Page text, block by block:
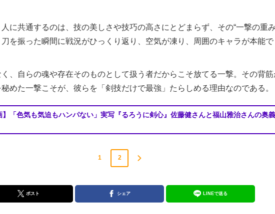
に共通するのは、技の美しさや技巧の高さにとどまらず、その“一撃の重
を振った瞬間に戦況がひっくり返り、空気が凍り、周囲のキャラが本能で
、自らの魂や存在そのものとして扱う者だからこそ放てる一撃。その背筋
めた一撃こそが、彼らを「剣技だけで最強」たらしめる理由なのである。
】「色気も気迫もハンパない」実写『るろうに剣心』佐藤健さんと福山雅治さんの奥
1 2
ポスト シェア LINEで送る